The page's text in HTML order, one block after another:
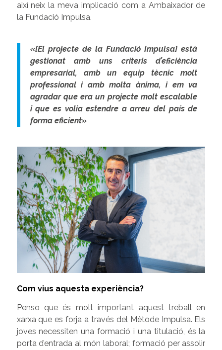
així neix la meva implicació com a Ambaixador de
la Fundació Impulsa.
«[El projecte de la Fundació Impulsa] està
gestionat amb uns criteris d’eficiència
empresarial, amb un equip tècnic molt
professional i amb molta ànima, i em va
agradar que era un projecte molt escalable
i que es volia estendre a arreu del país de
forma eficient»
Com vius aquesta experiència?
Penso que és molt important aquest treball en
xarxa que es forja a través del Mètode Impulsa. Els
joves necessiten una formació i una titulació, és la
porta d’entrada al món laboral; formació per assolir